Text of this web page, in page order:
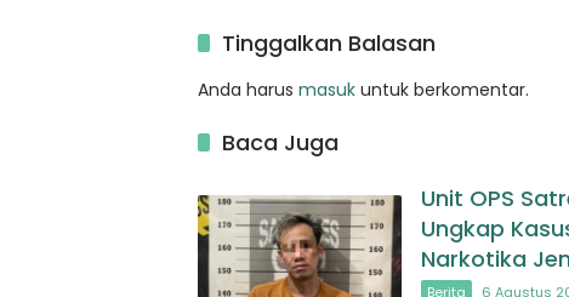
Tinggalkan Balasan
Anda harus masuk untuk berkomentar.
Baca Juga
Unit OPS
Ungkap
Narkotika
Berita 6 Agustus